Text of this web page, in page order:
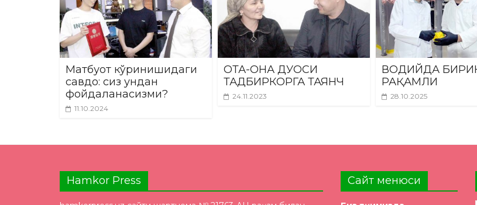
Матбуот кўринишидаги
савдо: сиз ундан
фойдаланасизми?
11.10.2024
ОТА-ОНА ДУОСИ
ТАДБИРКОРГА ТАЯНЧ
24.11.2023
ВОДИЙДА
РАҚАМЛИ
28.10.2025
Hamkor Press Сайт менюси